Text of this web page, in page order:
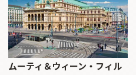
ムーティ＆ウィーン・フィル